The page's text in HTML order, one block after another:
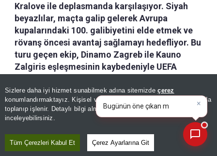
Sizlere daha iyi hizmet sunabilmek adına sitemizdeçerez
konumlandırmaktayız. Kişisel verileriniz, KVKK ve GDPR kapsamında
toplanıp işlenir. Detaylı bilgi almak içinAydınlatma Metnimizi
inceleyebilirsiniz.
Tüm Çerezleri Kabul Et Çerez Ayarlarına Git
Kralove ile deplasmanda karşılaşıyor. Siyah
beyazlılar, maçta galip gelerek Avrupa
kupalarındaki 100. galibiyetini elde etmek ve
rövanş öncesi avantaj sağlamayı hedefliyor. Bu
turu geçen ekip, Dinamo Zagreb ile Kauno
Zalgiris eşleşmesinin kaybedeniyle UEFA
gelecek. Müsabaka öncesinde Beşiktaş'ın 11'i
belli oldu.
×
Bugünün öne çıkan manşetleri
ve gelişmeleri neler?|